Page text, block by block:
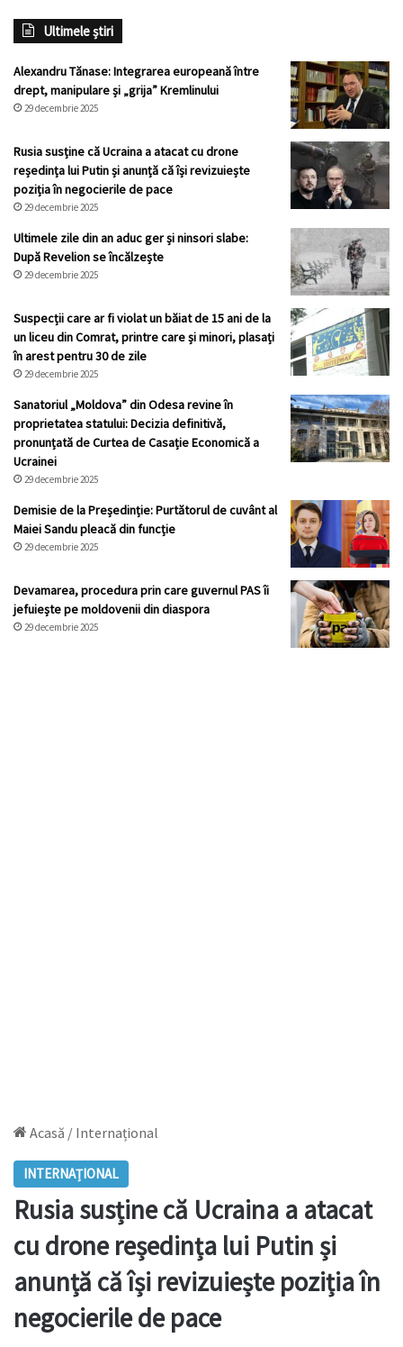
Ultimele știri
Alexandru Tănase: Integrarea europeană între
drept, manipulare și „grija” Kremlinului
29 decembrie 2025
Rusia susține că Ucraina a atacat cu drone
reședința lui Putin și anunță că își revizuiește
poziția în negocierile de pace
29 decembrie 2025
Ultimele zile din an aduc ger și ninsori slabe:
După Revelion se încălzește
29 decembrie 2025
Suspecții care ar fi violat un băiat de 15 ani de la
un liceu din Comrat, printre care și minori, plasați
în arest pentru 30 de zile
29 decembrie 2025
Sanatoriul „Moldova” din Odesa revine în
proprietatea statului: Decizia definitivă,
pronunțată de Curtea de Casație Economică a
Ucrainei
29 decembrie 2025
Demisie de la Președinție: Purtătorul de cuvânt al
Maiei Sandu pleacă din funcție
29 decembrie 2025
Devamarea, procedura prin care guvernul PAS îi
jefuiește pe moldovenii din diaspora
29 decembrie 2025